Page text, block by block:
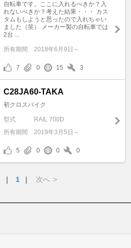
自転車です。ここに入れるべきか？入
れないべきか？考えた結果・・・ カス
タムもしようと思ったので入れちゃい
ました（笑） メーカー製の自転車では
2台 ...
所有期間 2018年6月9日～
7 0 15 3
C28JA60-TAKA
初クロスバイク
型式
RAIL 700D
所有期間
2019年3月5日～
5 0 0 0
｜ 1 ｜ 次へ >